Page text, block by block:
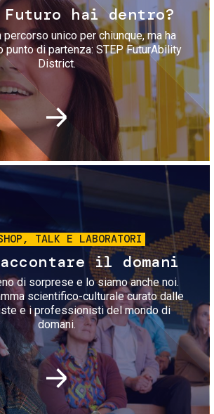
Futuro hai dentro?
percorso unico per chiunque, ma ha
punto di partenza: STEP FuturAbility
District.
Immagine
TALK E LABORATORI
il domani
di sorprese e lo siamo anche noi.
scientifico-culturale curato dalle
e i professionisti del mondo di
domani.